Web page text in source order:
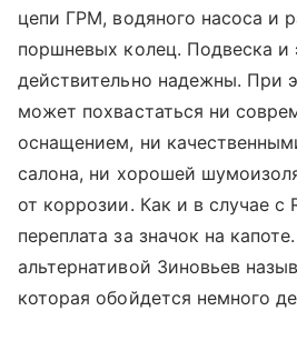
цепи ГРМ, водяного насоса и
поршневых колец. Подвеска и
действительно надежны. При
может похвастаться ни
оснащением, ни
салона, ни хорошей
от коррозии. Как и в случае с
переплата за значок на
альтернативой Зиновьев
которая обойдется немного